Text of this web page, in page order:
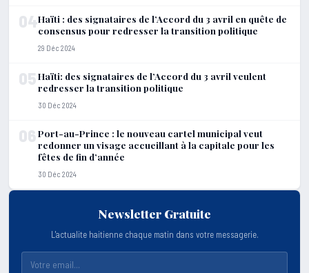
04Haïti : des signataires de l’Accord du 3 avril en quête de
consensus pour redresser la transition politique
29 Déc 2024
05Haïti: des signataires de l’Accord du 3 avril veulent
redresser la transition politique
30 Déc 2024
06Port-au-Prince : le nouveau cartel municipal veut
redonner un visage accueillant à la capitale pour les
fêtes de fin d’année
30 Déc 2024
Newsletter Gratuite
L'actualite haitienne chaque matin dans votre messagerie.